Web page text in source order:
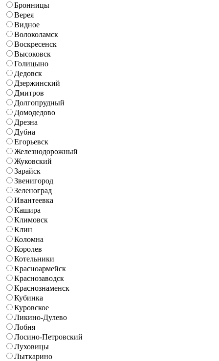
Бронницы
Верея
Видное
Волоколамск
Воскресенск
Высоковск
Голицыно
Дедовск
Дзержинский
Дмитров
Долгопрудный
Домодедово
Дрезна
Дубна
Егорьевск
Железнодорожный
Жуковский
Зарайск
Звенигород
Зеленоград
Ивантеевка
Кашира
Климовск
Клин
Коломна
Королев
Котельники
Красноармейск
Краснозаводск
Краснознаменск
Кубинка
Куровское
Ликино-Дулево
Лобня
Лосино-Петровский
Луховицы
Лыткарино